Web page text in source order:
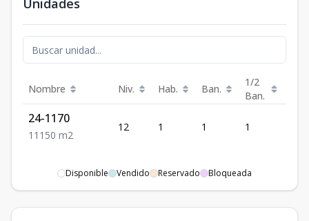
Unidades
Nombre Niv. Hab. Ban.
1/2
Ban.
24-1170
1 1 1 50 m2
12 1 1 1
Disponible Vendido Reservado Bloqueada